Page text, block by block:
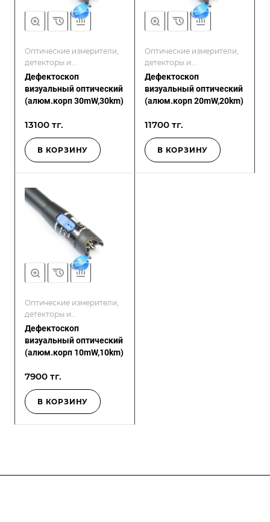
Оптические измерители,
детекторы и
дефектоскопы
Дефектоскоп
визуальный оптический
(алюм.корп 30mW,30km)
13100 тг.
В КОРЗИНУ
Оптические измерители,
детекторы и
дефектоскопы
Дефектоскоп
визуальный оптический
(алюм.корп 20mW,20km)
11700 тг.
В КОРЗИНУ
Оптические измерители,
детекторы и
дефектоскопы
Дефектоскоп
визуальный оптический
(алюм.корп 10mW,10km)
7900 тг.
В КОРЗИНУ